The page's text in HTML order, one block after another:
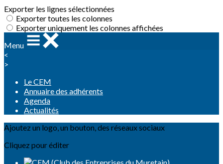
Exporter les lignes sélectionnées
Exporter toutes les colonnes
Exporter uniquement les colonnes affichées
Menu
<
>
Le CEM
Annuaire des adhérents
Agenda
Actualités
Ajoutez un logo, un bouton, des réseaux sociaux
Cliquez pour éditer